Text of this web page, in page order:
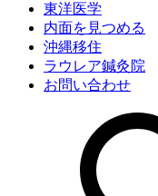
東洋医学
内面を見つめる
沖縄移住
ラウレア鍼灸院
お問い合わせ